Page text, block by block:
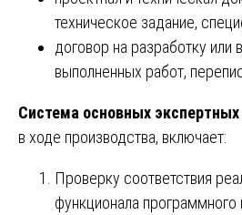
техническое задание,
договор на разработку или
выполненных работ,
Система основных экспертных
в ходе производства, включает:
Проверку соответствия
функционала